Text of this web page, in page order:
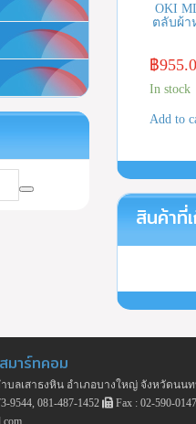
OKI
ตลับผ้า
฿
In stock
Add to
สินค้าที่
มาร์ทคอม
บลเสาธงหิน อำเภอบางใหญ่ จังหวัดนนท
9544, 081-487-1452
Fax : 02-590-0147